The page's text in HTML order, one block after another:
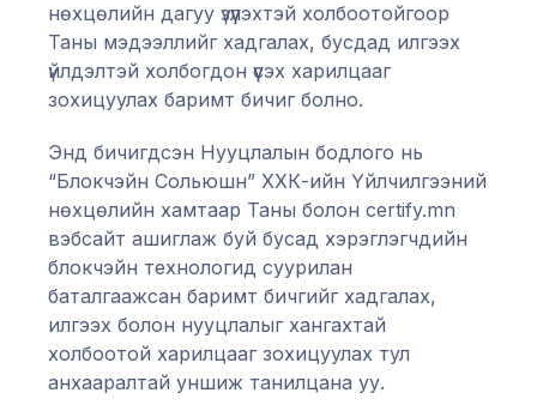
нөхцөлийн дагуу үзүүлэхтэй холбоотойгоор
Таны мэдээллийг хадгалах, бусдад илгээх
үйлдэлтэй холбогдон үүсэх харилцааг
зохицуулах баримт бичиг болно.
Энд бичигдсэн Нууцлалын бодлого нь
“Блокчэйн Сольюшн” ХХК-ийн Үйлчилгээний
нөхцөлийн хамтаар Таны болон certify.mn
вэбсайт ашиглаж буй бусад хэрэглэгчдийн
блокчэйн технологид суурилан
баталгаажсан баримт бичгийг хадгалах,
илгээх болон нууцлалыг хангахтай
холбоотой харилцааг зохицуулах тул
анхааралтай уншиж танилцана уу.